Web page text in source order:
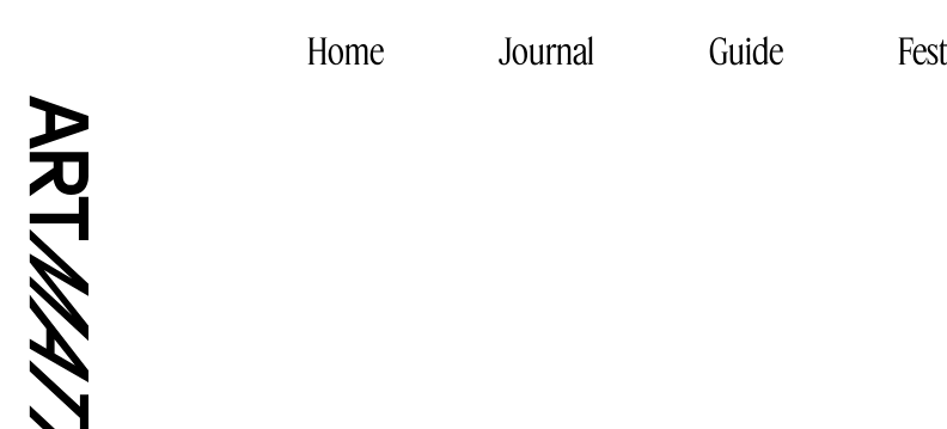
Home Journal Guide